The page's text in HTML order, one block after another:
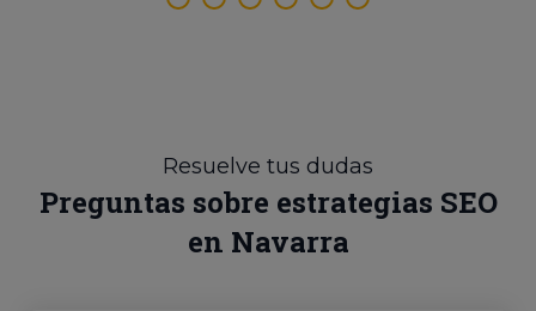
Resuelve tus dudas
Preguntas sobre estrategias SEO
en Navarra